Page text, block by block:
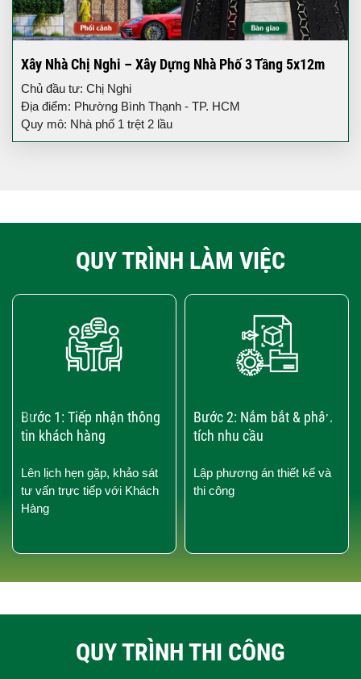
Xây Nhà Chị Nghi – Xây Dựng Nhà Phố 3 Tầng 5x12m
Chủ đầu tư: Chị Nghi
Địa điểm: Phường Bình Thạnh - TP. HCM
Quy mô: Nhà phố 1 trệt 2 lầu
QUY TRÌNH LÀM VIỆC
Bước 1: Tiếp nhận thông
tin khách hàng
Lên lịch hẹn gặp, khảo sát
tư vấn trực tiếp với Khách
Hàng
Bước 2: Nắm bắt & phân
tích nhu cầu
Lập phương án thiết kế và
thi công
›
‹
QUY TRÌNH THI CÔNG